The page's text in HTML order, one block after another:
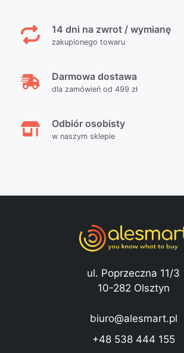
14 dni na zwrot / wymianę
zakupionego towaru
Darmowa dostawa
dla zamówień od 499 zł
Odbiór osobisty
w naszym sklepie
ul. Poprzeczna 11/3
10-282 Olsztyn
biuro@alesmart.pl
+48 538 444 155